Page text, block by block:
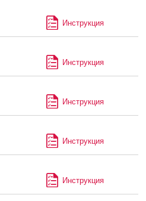
Инструкция
Инструкция
Инструкция
Инструкция
Инструкция